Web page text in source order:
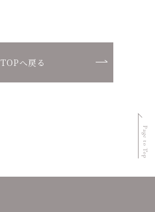
TOPへ戻る
Page to Top